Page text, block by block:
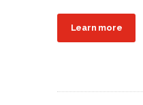
Learn more